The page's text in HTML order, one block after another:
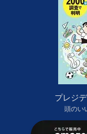
プレジ
頭のい